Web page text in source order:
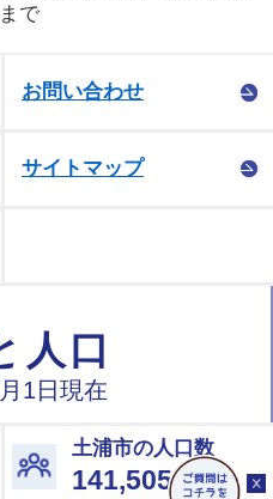
まで
お問い合わせ
サイトマップ